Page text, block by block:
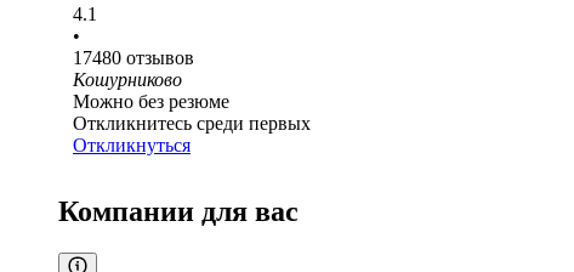
4.1
•
17480 отзывов
Кошурниково
Можно без резюме
Откликнитесь среди первых
Откликнуться
Компании для вас